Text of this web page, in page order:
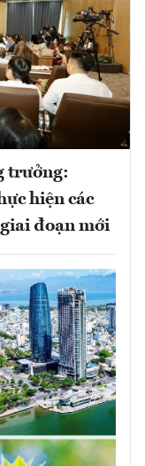
trưởng:
hiện các
đoạn mới